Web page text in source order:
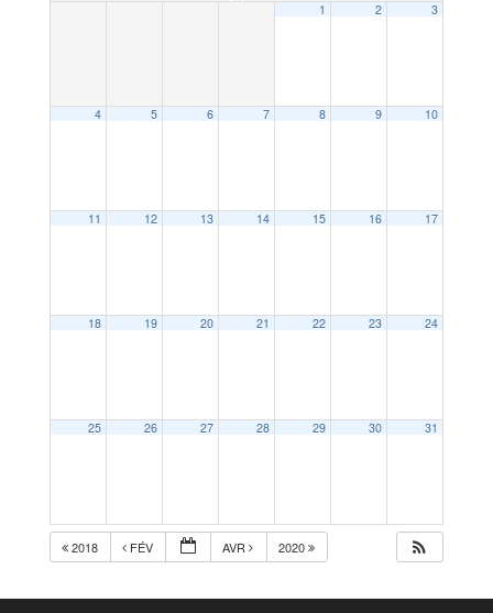
1 2 3
4 5 6 7 8 9 10
11 12 13 14 15 16 17
18 19 20 21 22 23 24
25 26 27 28 29 30 31
2018 FÉV AVR 2020